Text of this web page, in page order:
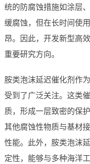
统的防腐蚀措施如涂层
缓腐蚀，但在长时间使
昂。因此，开发新型高
重要研究方向。
胺类泡沫延迟催化剂作
受到了广泛关注。这类
质，形成一层致密的保
其他腐蚀性物质与基材
性能。此外，胺类泡沫
定性，能够与多种海洋